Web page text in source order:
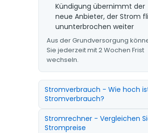
Kündigung übernimmt der
neue Anbieter, der Strom
ununterbrochen weiter
Aus der Grundversorgung
Sie jederzeit mit 2 Wochen Frist
wechseln.
Stromverbrauch - Wie hoch
Stromverbrauch?
Stromrechner - Vergleichen
Strompreise